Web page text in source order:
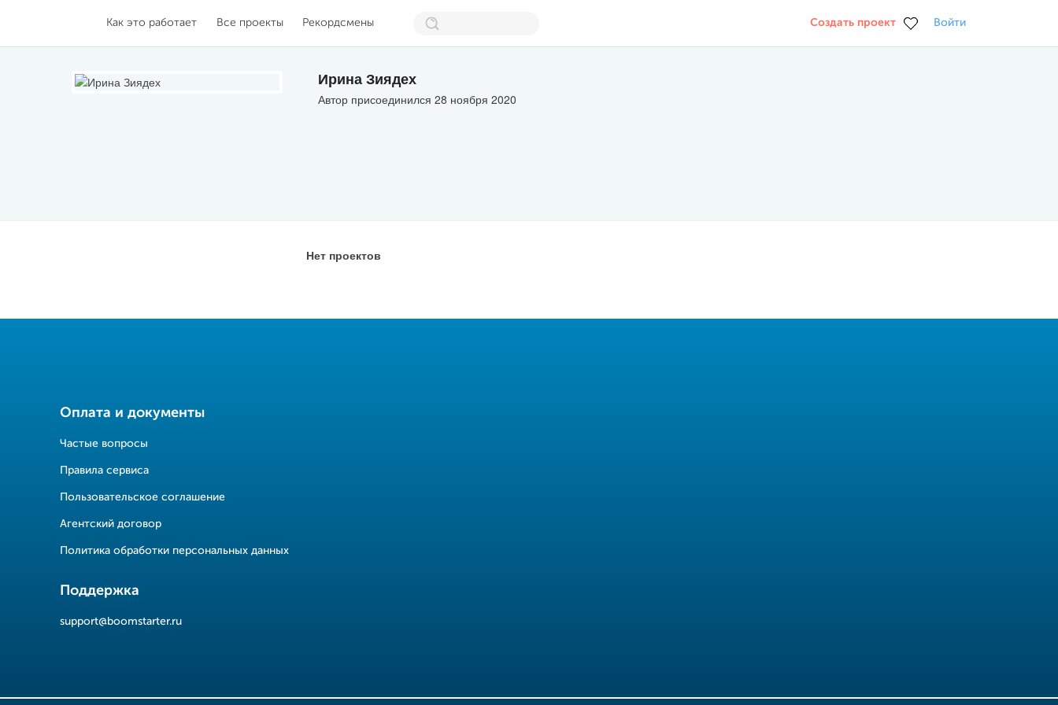
Как это работает Все проекты Рекордсмены Создать проект Войти
Ирина Зиядех
Автор присоединился 28 ноября 2020
Нет проектов
Оплата и документы
Частые вопросы
Правила сервиса
Пользовательское соглашение
Агентский договор
Политика обработки персональных данных
Поддержка
support@boomstarter.ru